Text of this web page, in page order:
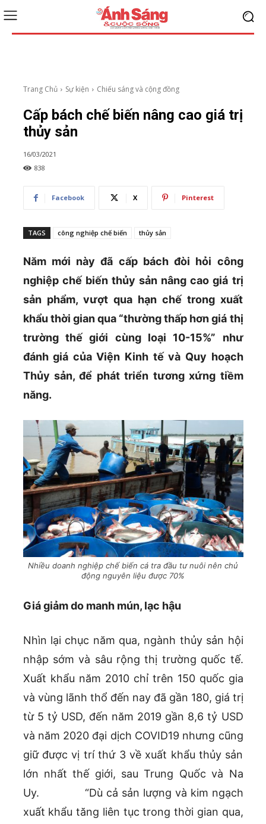
Trang Chủ Sự kiện Chiếu sáng và cộng đồng
Cấp bách chế biến nâng cao giá trị
thủy sản
16/03/2021
838
Facebook X Pinterest
TAGS công nghiệp chế biến thủy sản
Năm mới này đã cấp bách đòi hỏi công
nghiệp chế biến thủy sản nâng cao giá trị
sản phẩm, vượt qua hạn chế trong xuất
khẩu thời gian qua “thường thấp hơn giá thị
trường thế giới cùng loại 10-15%” như
đánh giá của Viện Kinh tế và Quy hoạch
Thủy sản, để phát triển tương xứng tiềm
năng.
Nhiều doanh nghiệp chế biến cá tra đầu tư nuôi nên chủ
động nguyên liệu được 70%
Giá giảm do manh mún, lạc hậu
Nhìn lại chục năm qua, ngành thủy sản hội
nhập sớm và sâu rộng thị trường quốc tế.
Xuất khẩu năm 2010 chỉ trên 150 quốc gia
và vùng lãnh thổ đến nay đã gần 180, giá trị
từ 5 tỷ USD, đến năm 2019 gần 8,6 tỷ USD
và năm 2020 đại dịch COVID19 nhưng cũng
giữ được vị trí thứ 3 về xuất khẩu thủy sản
lớn nhất thế giới, sau Trung Quốc và Na
Uy. “Dù cả sản lượng và kim ngạch
xuất khẩu tăng liên tục trong thời gian qua,